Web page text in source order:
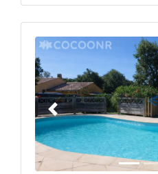
Précédent